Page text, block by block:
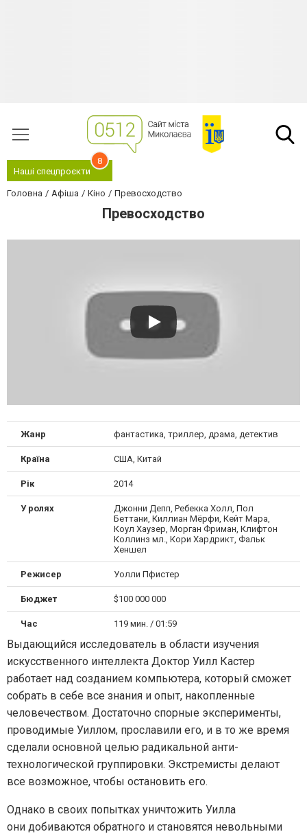
Наші спецпроєкти
8
Головна Афіша Кіно Превосходство
Превосходство
Жанр фантастика, триллер, драма, детектив
Країна США, Китай
Рік 2014
У ролях
Джонни Депп, Ребекка Холл, Пол
Беттани, Киллиан Мёрфи, Кейт Мара,
Коул Хаузер, Морган Фриман, Клифтон
Коллинз мл., Кори Хардрикт, Фальк
Хеншел
Режисер Уолли Пфистер
Бюджет $100 000 000
Час 119 мин. / 01:59
Выдающийся исследователь в области изучения
искусственного интеллекта Доктор Уилл Кастер
работает над созданием компьютера, который сможет
собрать в себе все знания и опыт, накопленные
человечеством. Достаточно спорные эксперименты,
проводимые Уиллом, прославили его, и в то же время
сделали основной целью радикальной анти-
технологической группировки. Экстремисты делают
все возможное, чтобы остановить его.
Однако в своих попытках уничтожить Уилла
они добиваются обратного и становятся невольными